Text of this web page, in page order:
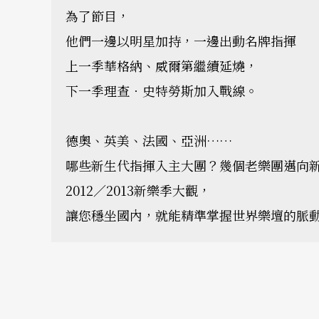
為了節目，
他們一邊以明星加持，一邊出動名牌指揮
上一季華格納、威爾第繼續延燒，
下一季理查．史特勞斯加入戰線。
德奧、英美、法國、亞洲……
哪些新生代指揮入主大團？幾個老樂團邁向
2012／2013新樂季大觀，
讓您穩坐國內，就能精準掌握世界樂壇的脈